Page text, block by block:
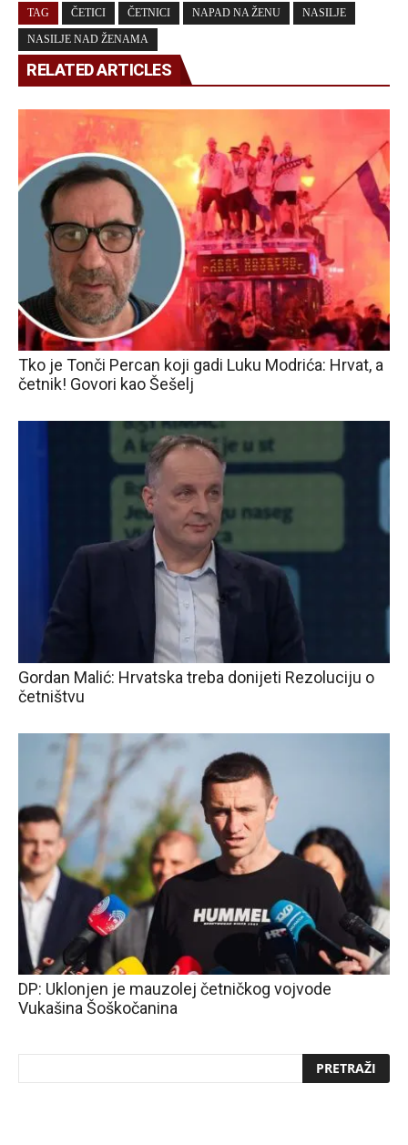
TAG ČETICI ČETNICI NAPAD NA ŽENU NASILJE
NASILJE NAD ŽENAMA
RELATED ARTICLES
Tko je Tonči Percan koji gadi Luku Modrića: Hrvat, a
četnik! Govori kao Šešelj
Gordan Malić: Hrvatska treba donijeti Rezoluciju o
četništvu
DP: Uklonjen je mauzolej četničkog vojvode
Vukašina Šoškočanina